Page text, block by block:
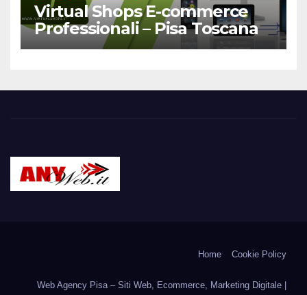
Virtual Shops E-commerce
Professionali – Pisa Toscana
Home Cookie Policy
Web Agency Pisa – Siti Web, Ecommerce, Marketing Digitale |